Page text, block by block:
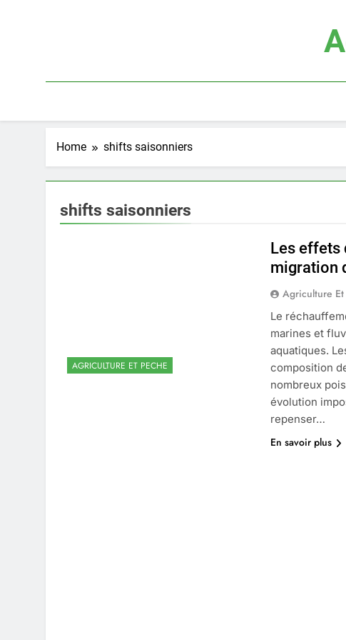
Home shifts saisonniers
shifts saisonniers
AGRICULTURE ET PECHE
Les effets
migration
Agriculture Et
Le
marines et
aquatiques.
composition
nombreux
évolution
repenser…
En savoir plus